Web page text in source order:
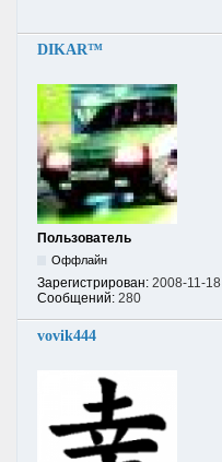
DIKAR™
Пользователь
Оффлайн
Зарегистрирован: 2008-11-18
Сообщений: 280
vovik444